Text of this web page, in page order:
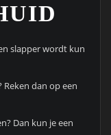
slapper wordt kun
Reken dan op een
Dan kun je een